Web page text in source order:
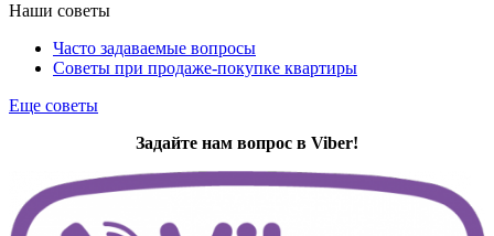
Наши советы
Часто задаваемые вопросы
Советы при продаже-покупке квартиры
Еще советы
Задайте нам вопрос в Viber!